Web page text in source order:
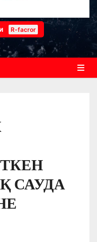
R-facror
САУДА